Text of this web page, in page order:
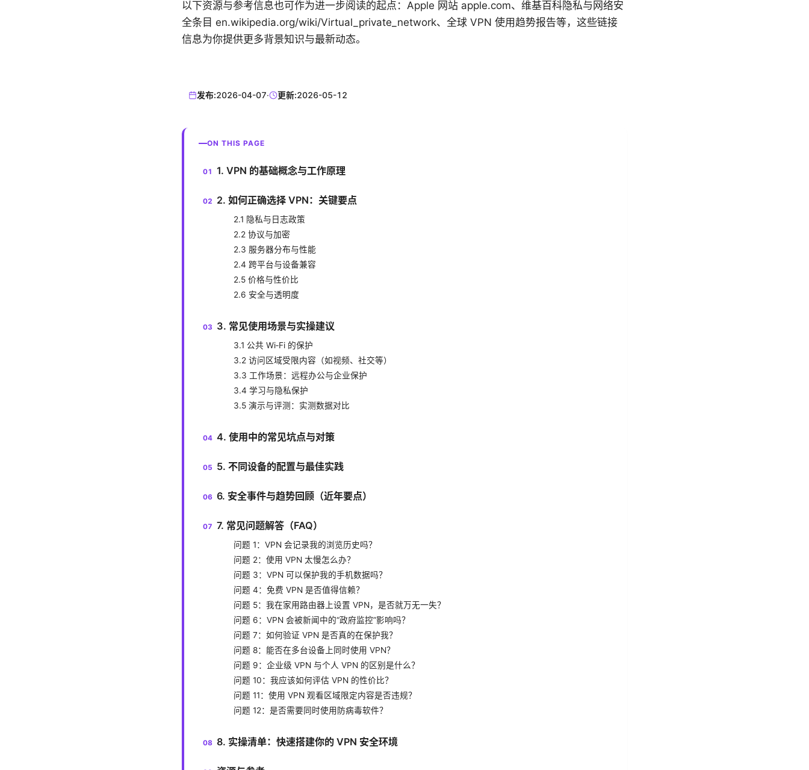
以下资源与参考信息也可作为进一步阅读的起点：Apple 网站 apple.com、维基百科隐私与网络安
全条目 en.wikipedia.org/wiki/Virtual_private_network、全球 VPN 使用趋势报告等，这些链接
信息为你提供更多背景知识与最新动态。
发布:2026-04-07· 更新:2026-05-12
ON THIS PAGE
1. VPN 的基础概念与工作原理
2. 如何正确选择 VPN：关键要点
2.1 隐私与日志政策
2.2 协议与加密
2.3 服务器分布与性能
2.4 跨平台与设备兼容
2.5 价格与性价比
2.6 安全与透明度
3. 常见使用场景与实操建议
3.1 公共 Wi‑Fi 的保护
3.2 访问区域受限内容（如视频、社交等）
3.3 工作场景：远程办公与企业保护
3.4 学习与隐私保护
3.5 演示与评测：实测数据对比
4. 使用中的常见坑点与对策
5. 不同设备的配置与最佳实践
6. 安全事件与趋势回顾（近年要点）
7. 常见问题解答（FAQ）
问题 1：VPN 会记录我的浏览历史吗？
问题 2：使用 VPN 太慢怎么办？
问题 3：VPN 可以保护我的手机数据吗？
问题 4：免费 VPN 是否值得信赖？
问题 5：我在家用路由器上设置 VPN，是否就万无一失？
问题 6：VPN 会被新闻中的“政府监控”影响吗？
问题 7：如何验证 VPN 是否真的在保护我？
问题 8：能否在多台设备上同时使用 VPN？
问题 9：企业级 VPN 与个人 VPN 的区别是什么？
问题 10：我应该如何评估 VPN 的性价比？
问题 11：使用 VPN 观看区域限定内容是否违规？
问题 12：是否需要同时使用防病毒软件？
8. 实操清单：快速搭建你的 VPN 安全环境